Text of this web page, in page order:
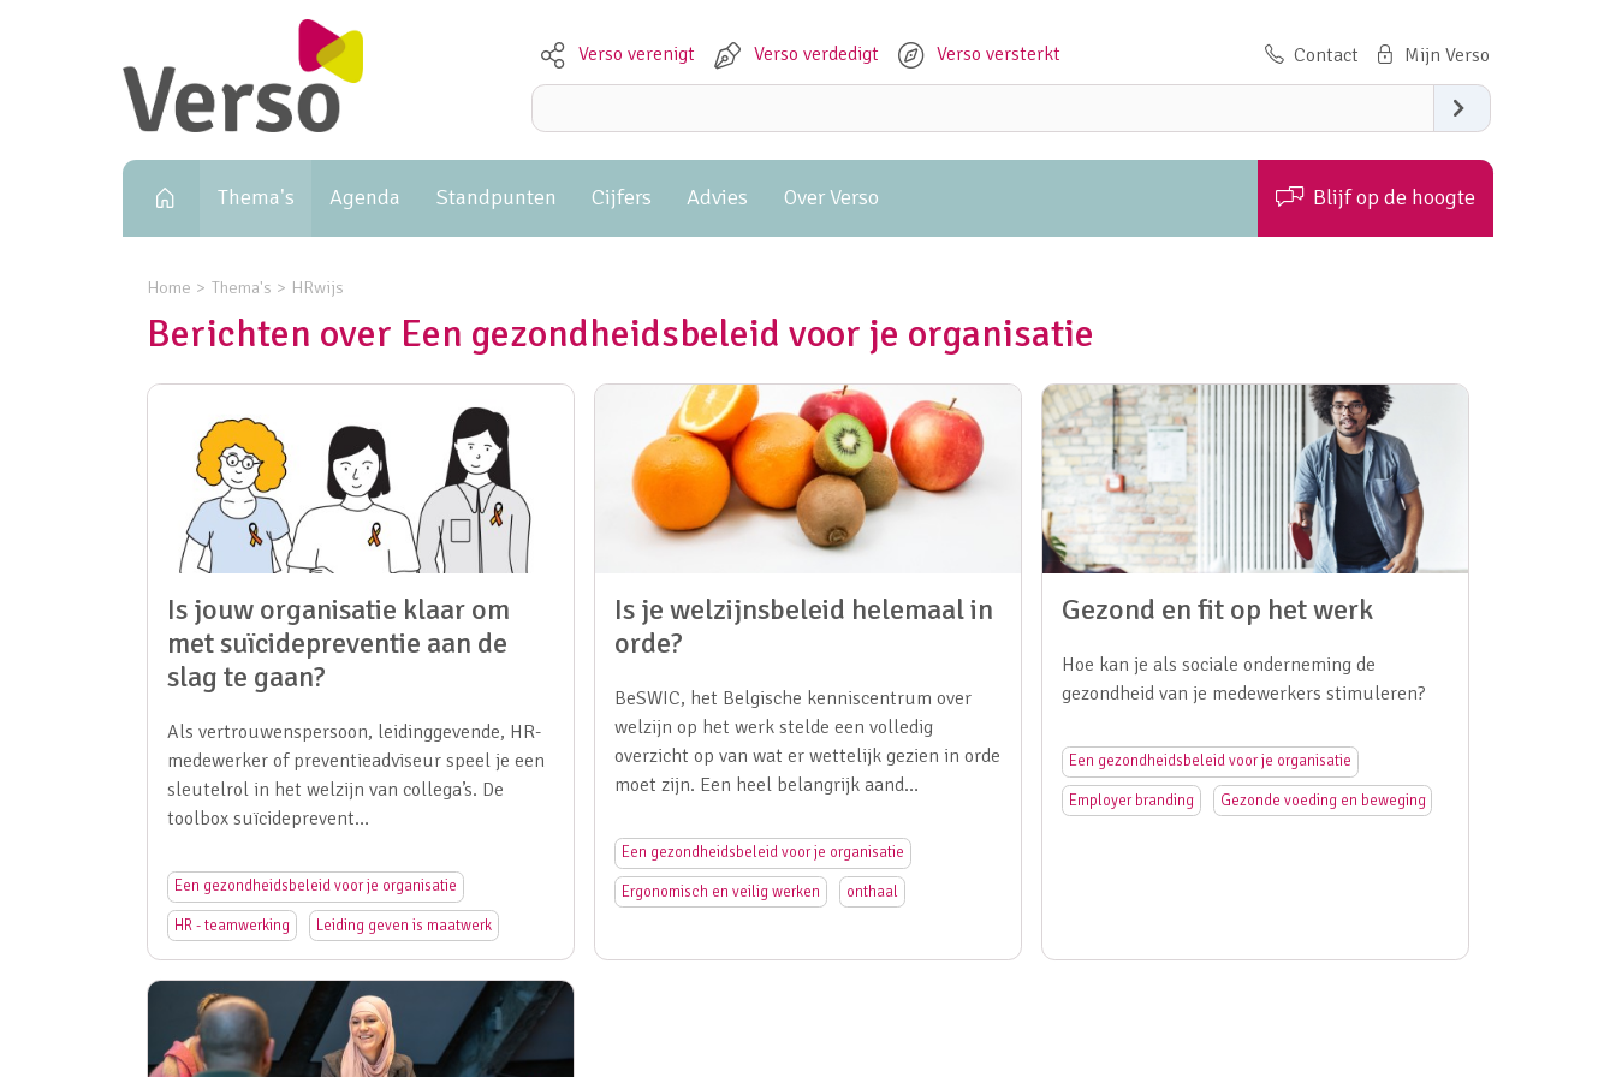
Meta navigation
Verso verenigt Verso verdedigt Verso versterkt
Contact
Zoeken:
Zoeken
Primary navigation
Thema's Agenda Standpunten Cijfers Advies Over Verso Blijf op de hoogte
Home Thema's HRwijs
Berichten over Een gezondheidsbeleid voor je organisatie
Is jouw organisatie klaar om
met suïcidepreventie aan de
slag te gaan?
Als vertrouwenspersoon, leidinggevende, HR-
medewerker of preventieadviseur speel je een
sleutelrol in het welzijn van collega’s. De
toolbox suïcideprevent…
Een gezondheidsbeleid voor je organisatie
HR - teamwerking Leiding geven is maatwerk
Is je welzijnsbeleid helemaal in
orde?
BeSWIC, het Belgische kenniscentrum over
welzijn op het werk stelde een volledig
overzicht op van wat er wettelijk gezien in orde
moet zijn. Een heel belangrijk aand…
Een gezondheidsbeleid voor je organisatie
Ergonomisch en veilig werken onthaal
Gezond en fit op het werk
Hoe kan je als sociale onderneming de
gezondheid van je medewerkers stimuleren?
Een gezondheidsbeleid voor je organisatie
Employer branding Gezonde voeding en beweging